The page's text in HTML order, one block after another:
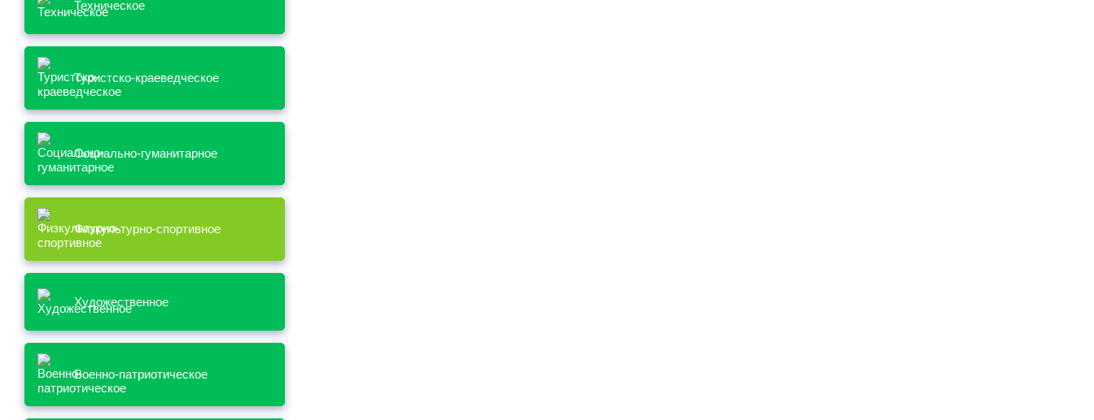
Техническое
Туристско-краеведческое
Социально-гуманитарное
Физкультурно-спортивное
Художественное
Военно-патриотическое